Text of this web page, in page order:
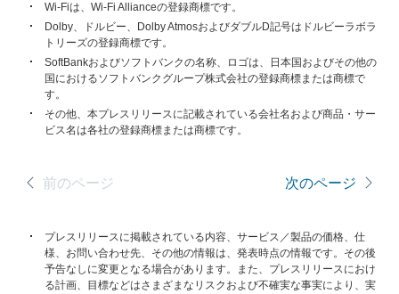
Wi-Fiは、Wi-Fi Allianceの登録商標です。
Dolby、ドルビー、Dolby AtmosおよびダブルD記号はドルビーラボラ
トリーズの登録商標です。
SoftBankおよびソフトバンクの名称、ロゴは、日本国およびその他の
国におけるソフトバンクグループ株式会社の登録商標または商標で
す。
その他、本プレスリリースに記載されている会社名および商品・サー
ビス名は各社の登録商標または商標です。
前のページ 次のページ
プレスリリースに掲載されている内容、サービス／製品の価格、仕
様、お問い合わせ先、その他の情報は、発表時点の情報です。その後
予告なしに変更となる場合があります。また、プレスリリースにおけ
る計画、目標などはさまざまなリスクおよび不確実な事実により、実